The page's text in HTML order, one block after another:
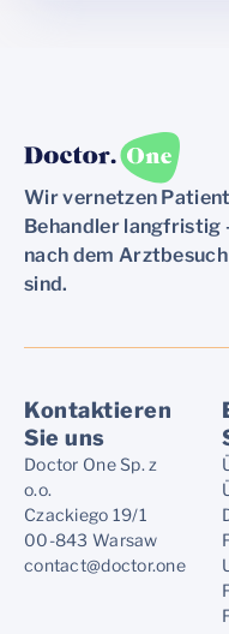
Wir vernetzen
Behandler
nach dem
sind.
Kontaktieren
Sie uns
Doctor One Sp. z
o.o.
Czackiego 19/1
00-843 Warsaw
contact@doctor.one